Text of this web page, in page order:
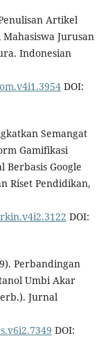
Artikel
Jurusan
Indonesian
DOI:
Semangat
Gamifikasi
Berbasis Google
Riset Pendidikan,
DOI:
Perbandingan
Umbi Akar
Jurnal
DOI: